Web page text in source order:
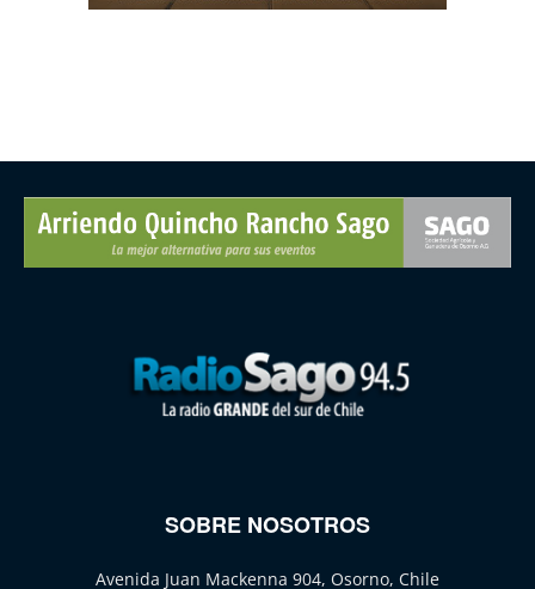
SOBRE NOSOTROS
Avenida Juan Mackenna 904, Osorno, Chile